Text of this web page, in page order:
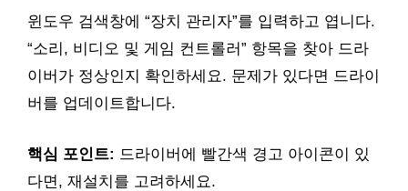
윈도우 검색창에 “장치 관리자”를 입력하고 엽니다.
“소리, 비디오 및 게임 컨트롤러” 항목을 찾아 드라
이버가 정상인지 확인하세요. 문제가 있다면 드라이
버를 업데이트합니다.
핵심 포인트: 드라이버에 빨간색 경고 아이콘이 있
다면, 재설치를 고려하세요.